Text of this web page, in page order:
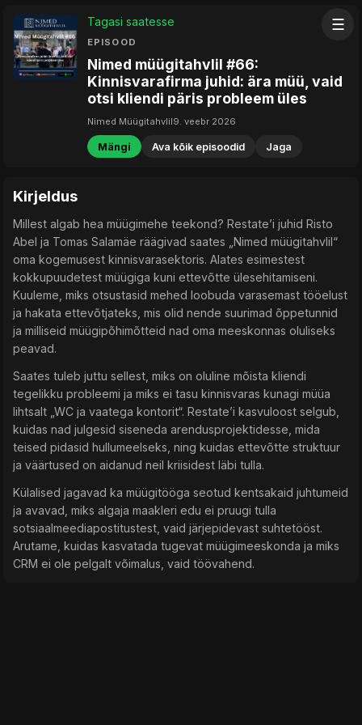
☰
Tagasi saatesse
EPISOOD
Nimed müügitahvlil #66:
Kinnisvarafirma juhid: ära müü, vaid
otsi kliendi päris probleem üles
Nimed Müügitahvlil9. veebr 2026
Mängi Ava kõik episoodid Jaga
Kirjeldus
Millest algab hea müügimehe teekond? Restate’i juhid Risto
Abel ja Tomas Salamäe räägivad saates „Nimed müügitahvlil“
oma kogemusest kinnisvarasektoris. Alates esimestest
kokkupuudetest müügiga kuni ettevõtte ülesehitamiseni.
Kuuleme, miks otsustasid mehed loobuda varasemast tööelust
ja hakata ettevõtjateks, mis olid nende suurimad õppetunnid
ja milliseid müügipõhimõtteid nad oma meeskonnas oluliseks
peavad.
Saates tuleb juttu sellest, miks on oluline mõista kliendi
tegelikku probleemi ja miks ei tasu kinnisvaras kunagi müüa
lihtsalt „WC ja vaatega kontorit“. Restate’i kasvuloost selgub,
kuidas nad julgesid siseneda arendusprojektidesse, mida
teised pidasid hullumeelseks, ning kuidas ettevõtte struktuur
ja väärtused on aidanud neil kriisidest läbi tulla.
Külalised jagavad ka müügitööga seotud kentsakaid juhtumeid
ja avavad, miks algaja maakleri edu ei pruugi tulla
sotsiaalmeediapostitustest, vaid järjepidevast suhtetööst.
Arutame, kuidas kasvatada tugevat müügimeeskonda ja miks
CRM ei ole pelgalt võimalus, vaid töövahend.